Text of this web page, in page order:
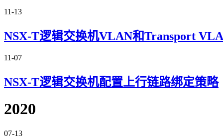
11-13
NSX-T逻辑交换机VLAN和Transport
11-07
NSX-T逻辑交换机配置上行链路绑定策略
2020
07-13